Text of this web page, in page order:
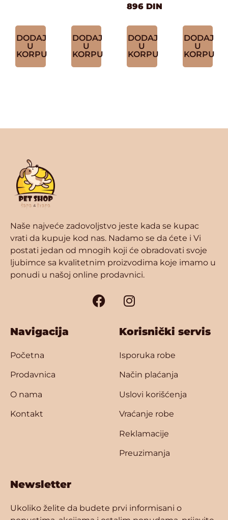
DODAJ
U
KORPU
DODAJ
U
KORPU
896 DIN
DODAJ
U
KORPU
DODAJ
U
KORPU
Naše najveće zadovoljstvo jeste kada se kupac
vrati da kupuje kod nas. Nadamo se da ćete i Vi
postati jedan od mnogih koji će obradovati svoje
ljubimce sa kvalitetnim proizvodima koje imamo u
ponudi u našoj online prodavnici.
Navigacija
Početna
Prodavnica
O nama
Kontakt
Korisnički servis
Isporuka robe
Način plaćanja
Uslovi korišćenja
Vraćanje robe
Reklamacije
Preuzimanja
Newsletter
Ukoliko želite da budete prvi informisani o